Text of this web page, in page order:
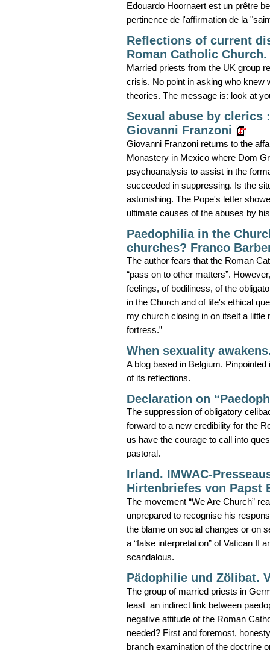
Edouardo Hoornaert est un prêtre
pertinence de l'affirmation de la
Reflections of current
Roman Catholic
Married priests from the UK group
crisis. No point in asking who knew
theories. The message is: look at
Sexual abuse by clerics
Giovanni Franzoni
Giovanni Franzoni returns to the
Monastery in Mexico where Dom
psychoanalysis to assist in the
succeeded in suppressing. Is the
astonishing. The Pope's letter
ultimate causes of the abuses by
Paedophilia in the
churches? Franco
The author fears that the Roman
“pass on to other matters”.
feelings, of bodiliness, of the
in the Church and of life's ethical
my church closing in on itself a
fortress.”
When sexuality
A blog based in Belgium.
of its reflections.
Declaration on
The suppression of obligatory
forward to a new credibility for the
us have the courage to call into
pastoral.
Irland. IMWAC-
Hirtenbriefes von Papst
The movement “We Are Church”
unprepared to recognise his
the blame on social changes or on
a “false interpretation” of Vatican II
scandalous.
Pädophilie und Zölibat.
The group of married priests in
least an indirect link between
negative attitude of the Roman
needed? First and foremost,
branch examination of the doctrine